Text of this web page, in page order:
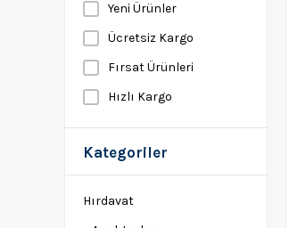
Yeni Ürünler
Ücretsiz Kargo
Fırsat Ürünleri
Hızlı Kargo
Kategoriler
Hırdavat